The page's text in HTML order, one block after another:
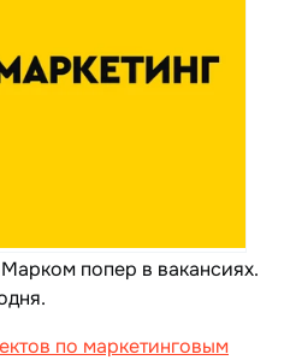
попер в вакансиях.
по маркетинговым